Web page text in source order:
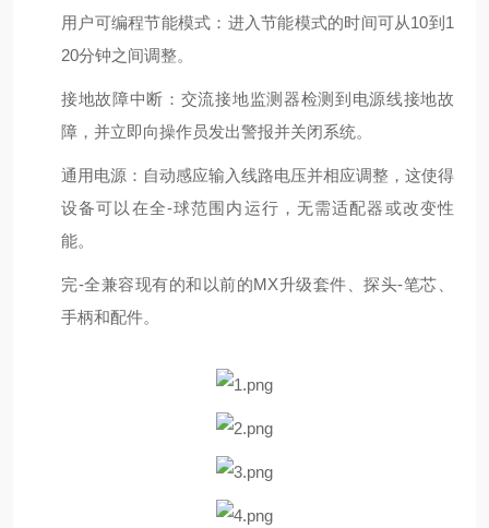
用户可编程节能模式：进入节能模式的时间可从10到1
20分钟之间调整。
接地故障中断：交流接地监测器检测到电源线接地故
障，并立即向操作员发出警报并关闭系统。
通用电源：自动感应输入线路电压并相应调整，这使得
设备可以在全-球范围内运行，无需适配器或改变性
能。
完-全兼容现有的和以前的MX升级套件、探头-笔芯、
手柄和配件。